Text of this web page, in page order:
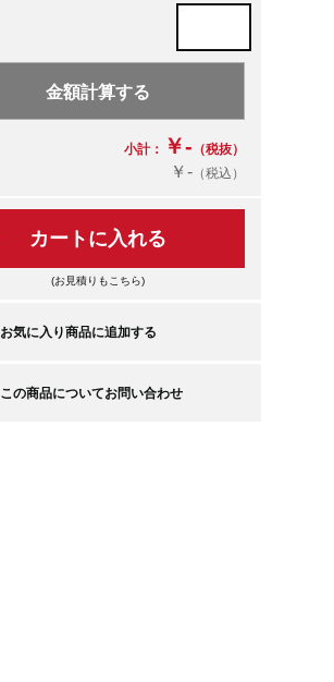
小計： ￥- （税抜）
￥-（税込）
カートに入れる
(お見積りもこちら)
お気に入り商品に追加する
この商品についてお問い合わせ